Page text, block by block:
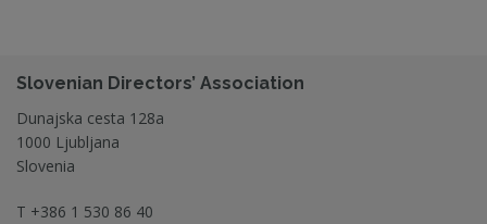
Slovenian Directors’ Association
Dunajska cesta 128a
1000 Ljubljana
Slovenia
T +386 1 530 86 40